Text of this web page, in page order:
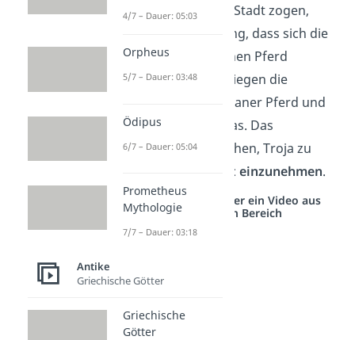
hölzerne Pferd in ihre Stadt zogen,
hatten sie keine Ahnung, dass sich die
Griechen im trojanischen Pferd
versteckten. Nachts stiegen die
Soldaten aus dem Trojaner Pferd und
öffneten die Tore Trojas. Das
ermöglichte den Griechen, Troja zu
Stadt einzunehmen.
Studyflix vernetzt: Hier ein Video aus
einem anderen Bereich
4/7 – Dauer: 05:03
Orpheus
5/7 – Dauer: 03:48
Ödipus
6/7 – Dauer: 05:04
Prometheus
Mythologie
7/7 – Dauer: 03:18
Antike
Griechische Götter
Griechische
Götter